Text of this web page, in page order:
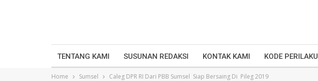
TENTANG KAMI SUSUNAN REDAKSI KONTAK KAMI KODE PERILAKU
Home Sumsel Caleg DPR RI Dari PBB Sumsel Siap Bersaing Di Pileg 2019